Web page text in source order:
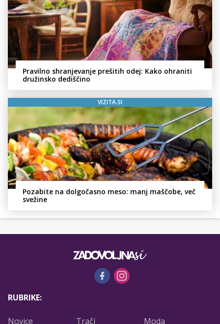
Pravilno shranjevanje prešitih odej: Kako ohraniti
družinsko dediščino
VIZITA.SI
Pozabite na dolgočasno meso: manj maščobe, več
svežine
RUBRIKE:
Novice Trači
Moda